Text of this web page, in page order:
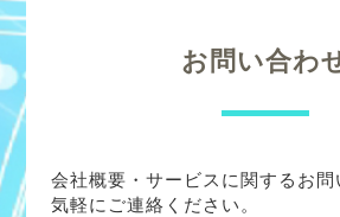
お問い合わ
会社概要・サービスに関するお
気軽にご連絡ください。